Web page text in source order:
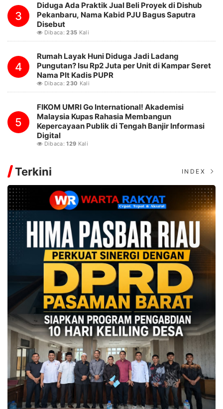
3
Diduga Ada Praktik Jual Beli Proyek di Dishub
Pekanbaru, Nama Kabid PJU Bagus Saputra
Disebut
Dibaca:235 Kali
4
Rumah Layak Huni Diduga Jadi Ladang
Pungutan? Isu Rp2 Juta per Unit di Kampar Seret
Nama Plt Kadis PUPR
Dibaca:230 Kali
5
FIKOM UMRI Go International! Akademisi
Malaysia Kupas Rahasia Membangun
Kepercayaan Publik di Tengah Banjir Informasi
Digital
Dibaca:129 Kali
Terkini INDEX